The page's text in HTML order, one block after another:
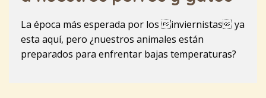
La época más esperada por los inviernistas ya
esta aquí, pero ¿nuestros animales están
preparados para enfrentar bajas temperaturas?